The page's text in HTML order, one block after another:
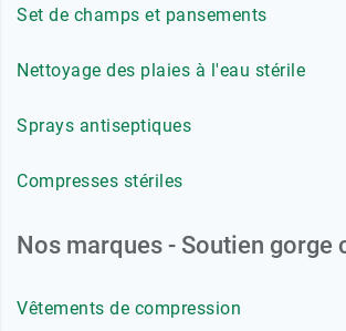
Blanc -
115
Set de champs et pansements
Nettoyage des plaies à l'eau stérile
Sprays antiseptiques
Compresses stériles
Nos marques - Soutien gorge
Vêtements de compression